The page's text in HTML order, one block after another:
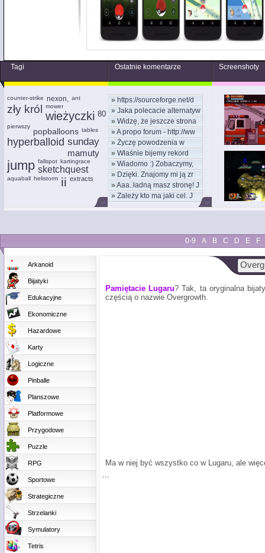
Tagi Ostatnie komentarze Screenshoty
counter-strike nexon, ant
zły król mower
wieżyczki 80
pierwszy
popballoons tables
hyperballoid sunday
mamuty
jump fallspot kartingrace
sketchquest
aquaball helistorm ii extracts
» https://sourceforge.net/d
» Jaka polecacie alternatyw
» Widzę, że jeszcze strona
»A propo forum - http://ww
» Życzę powodzenia w
nowym
» Właśnie bijemy rekord
kom
» Wiadomo :) Zobaczymy,
moż
» Dzięki. Znajomy mi ją zr
»Aaa..ładną masz stronę! J
» Zależy kto ma jaki cel. J
0-9 A B C D E F
Arkanoid
Bijatyki
Edukacyjne
Ekonomiczne
Hazardowe
Karty
Logiczne
Pinballe
Planszowe
Platformowe
Przygodowe
Puzzle
RPG
Sportowe
Strategiczne
Strzelanki
Symulatory
Tetris
Pamiętacie Lugaru? Tak, ta oryginalna
częścią o nazwie Overgrowth.
Ma w niej być wszystko co w Lugaru, ale
...